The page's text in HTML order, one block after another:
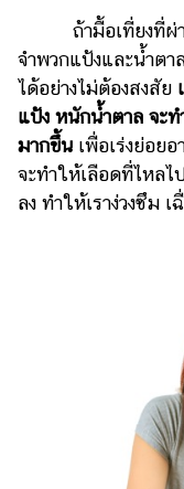
ถ้ามื้อเที่ยงที่ผ่าน
จำพวกแป้งและน้ำตา
ได้อย่างไม่ต้องสงสัย
แป้ง หนักน้ำตาล จะท
มากขึ้น เพื่อเร่งย่อย
จะทำให้เลือดที่ไหลไ
ลง ทำให้เราง่วงซึม